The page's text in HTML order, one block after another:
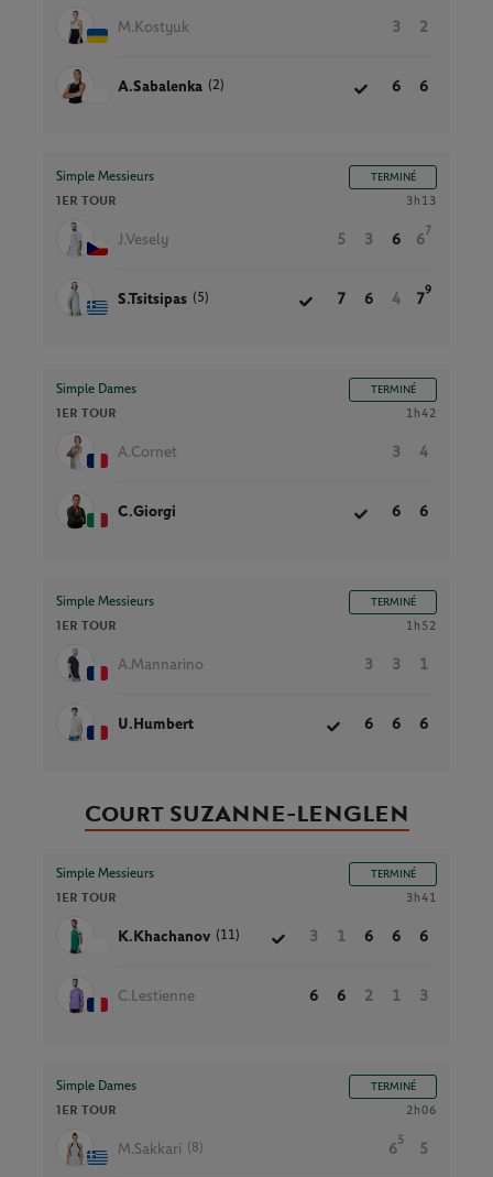
M.Kostyuk 3 2
A.Sabalenka (2) 6 6
Simple Messieurs TERMINÉ
1ER TOUR 3h13
J.Vesely 5 3 6 6
7
S.Tsitsipas (5) 7 6 4 7
9
Simple Dames TERMINÉ
1ER TOUR 1h42
A.Cornet 3 4
C.Giorgi 6 6
Simple Messieurs TERMINÉ
1ER TOUR 1h52
A.Mannarino 3 3 1
U.Humbert 6 6 6
Court SUZANNE-LENGLEN
Simple Messieurs TERMINÉ
1ER TOUR 3h41
K.Khachanov (11) 3 1 6 6 6
C.Lestienne 6 6 2 1 3
Simple Dames TERMINÉ
1ER TOUR 2h06
M.Sakkari (8) 6
5
5